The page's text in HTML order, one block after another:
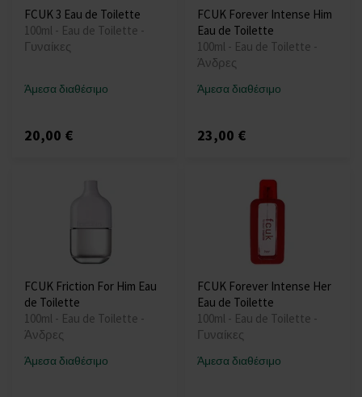
FCUK 3 Eau de Toilette
100ml - Eau de Toilette -
Γυναίκες
Άμεσα διαθέσιμο
20,00 €
FCUK Forever Intense Him
Eau de Toilette
100ml - Eau de Toilette -
Άνδρες
Άμεσα διαθέσιμο
23,00 €
FCUK Friction For Him Eau
de Toilette
100ml - Eau de Toilette -
Άνδρες
Άμεσα διαθέσιμο
FCUK Forever Intense Her
Eau de Toilette
100ml - Eau de Toilette -
Γυναίκες
Άμεσα διαθέσιμο